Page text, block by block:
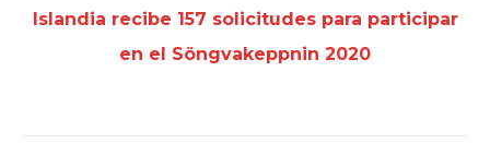
Islandia recibe 157 solicitudes para participar
en el Söngvakeppnin 2020